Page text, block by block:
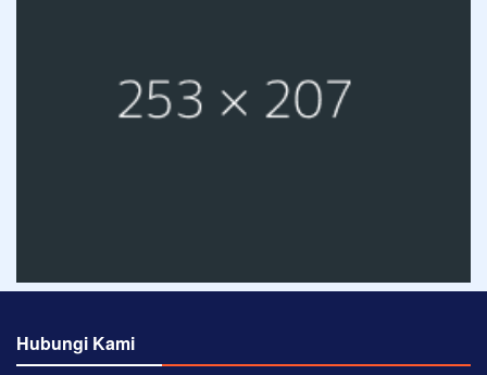
Hubungi Kami